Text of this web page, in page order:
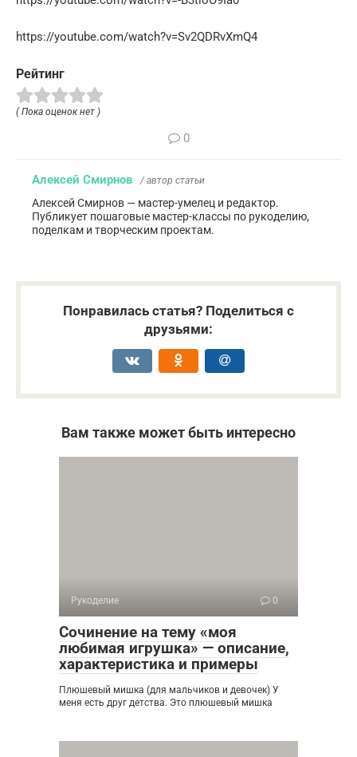
https://youtube.com/watch?v=Sv2QDRvXmQ4
Рейтинг
( Пока оценок нет )
0
Алексей Смирнов / автор статьи
Алексей Смирнов — мастер-умелец и редактор.
Публикует пошаговые мастер-классы по рукоделию,
поделкам и творческим проектам.
Понравилась статья? Поделиться с
друзьями:
Вам также может быть интересно
Рукоделие 0
Сочинение на тему «моя
любимая игрушка» — описание,
характеристика и примеры
Плюшевый мишка (для мальчиков и девочек) У
меня есть друг детства. Это плюшевый мишка